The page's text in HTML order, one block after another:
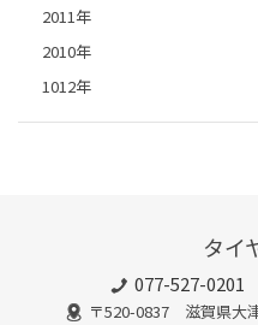
2011年
2010年
1012年
タイ
077-527-0201
〒520-0837 滋賀県大